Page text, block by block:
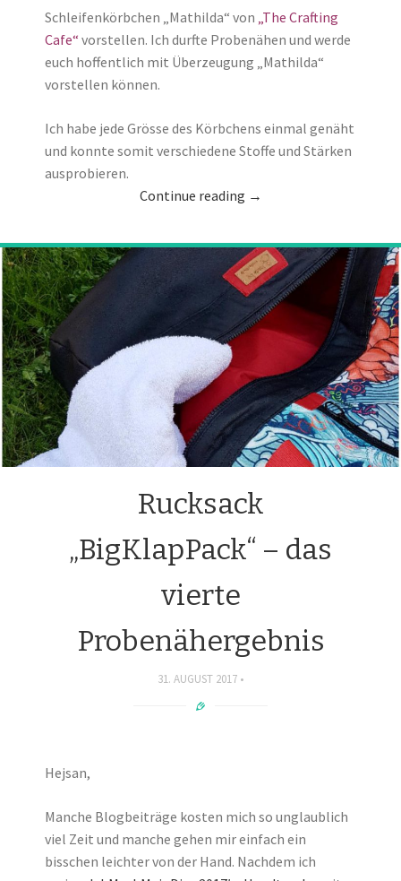
Schleifenkörbchen „Mathilda“ von „The Crafting
Cafe“ vorstellen. Ich durfte Probenähen und werde
euch hoffentlich mit Überzeugung „Mathilda“
vorstellen können.
Ich habe jede Grösse des Körbchens einmal genäht
und konnte somit verschiedene Stoffe und Stärken
ausprobieren.
Continue reading →
Rucksack
„BigKlapPack“ – das
vierte
Probenähergebnis
31. AUGUST 2017
Hejsan,
Manche Blogbeiträge kosten mich so unglaublich
viel Zeit und manche gehen mir einfach ein
bisschen leichter von der Hand. Nachdem ich